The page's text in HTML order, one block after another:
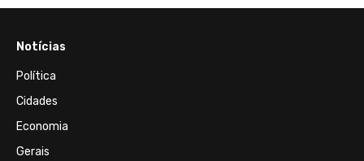
Notícias
Política
Cidades
Economia
Gerais